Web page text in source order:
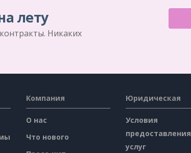
лету
Никаких
Компания
О нас
Что нового
Юридическая
Условия
предоставления
услуг